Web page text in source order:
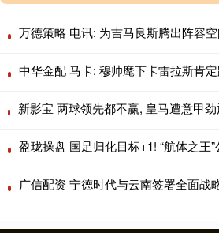
万德策略 电讯: 为吉马良斯腾出阵容
广信配资 宁德时代与云南签署全面战